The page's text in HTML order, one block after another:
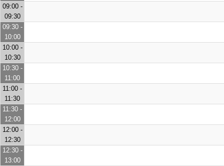
09:00 -
09:30
09:30 -
10:00
10:00 -
10:30
10:30 -
11:00
11:00 -
11:30
11:30 -
12:00
12:00 -
12:30
12:30 -
13:00